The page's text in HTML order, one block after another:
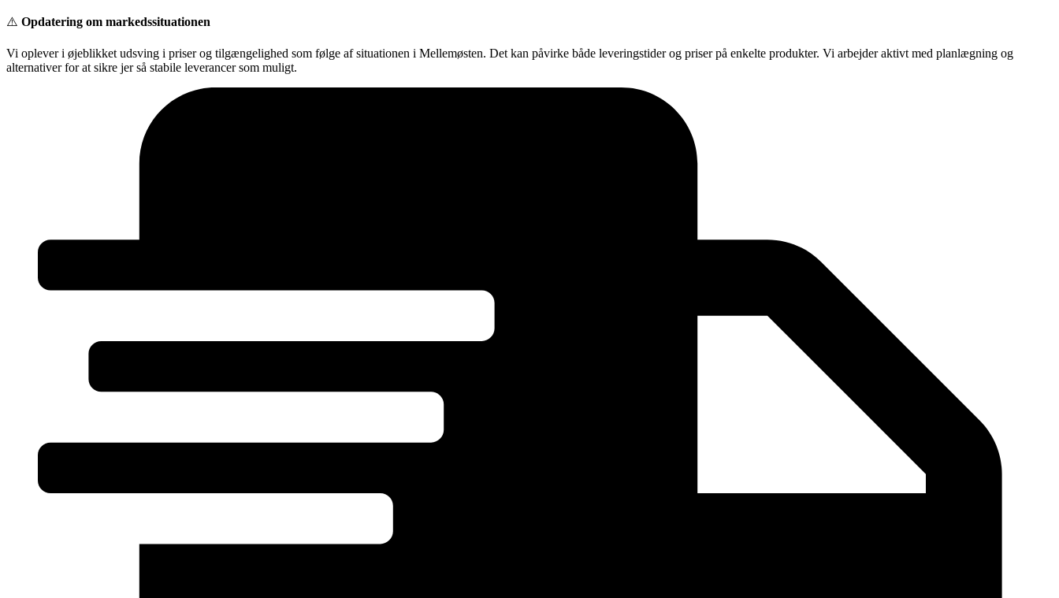
Videre
indhold
⚠️ Opdatering om markedssituationen
Vi oplever i øjeblikket udsving i priser og tilgængelighed som følge af situationen i Mellemøsten. Det kan påvirke både leveringstider og priser på enkelte produkter. Vi arbejder aktivt med planlægning og
alternativer for at sikre jer så stabile leverancer som muligt.